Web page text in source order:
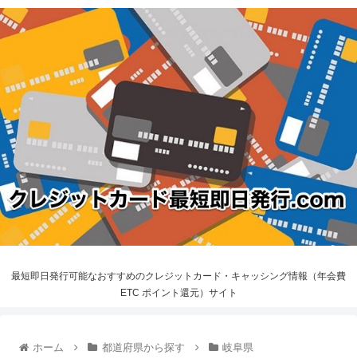
最短即日発行可能なおすすめのクレジットカード・キャッシング情報（年会費
ETC ポイント還元）サイト
ホーム 都道府県から探す 岐阜県